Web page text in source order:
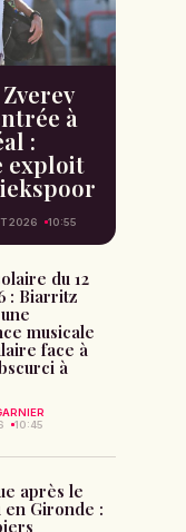
à
:
exploit
2026 10:55
du 12
: Biarritz
musicale
face à
à
10:45
après le
en Gironde :